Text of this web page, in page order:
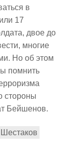
в
17
двое до
многие
Но об этом
помнить
стороны
Бейшенов.